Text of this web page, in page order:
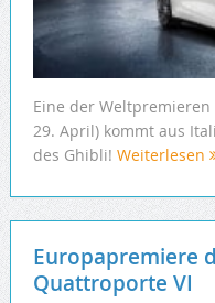
Eine der
29. April) kommt aus
des Ghibli! Weiterlesen
Europapremiere
Quattroporte VI